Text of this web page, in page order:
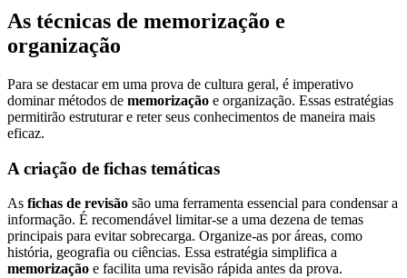
As técnicas de memorização e
organização
Para se destacar em uma prova de cultura geral, é imperativo
dominar métodos de memorização e organização. Essas estratégias
permitirão estruturar e reter seus conhecimentos de maneira mais
eficaz.
A criação de fichas temáticas
As fichas de revisão são uma ferramenta essencial para condensar a
informação. É recomendável limitar-se a uma dezena de temas
principais para evitar sobrecarga. Organize-as por áreas, como
história, geografia ou ciências. Essa estratégia simplifica a
memorização e facilita uma revisão rápida antes da prova.